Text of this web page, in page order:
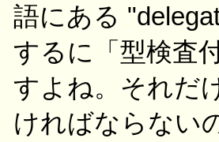
語にある
するに「型検査
すよね。それだ
ければならない